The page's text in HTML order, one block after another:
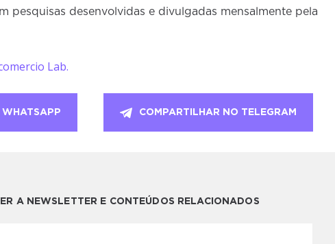
pesquisas desenvolvidas e divulgadas mensalmente pela
Lab.
WHATSAPP COMPARTILHAR NO TELEGRAM
A NEWSLETTER E CONTEÚDOS RELACIONADOS